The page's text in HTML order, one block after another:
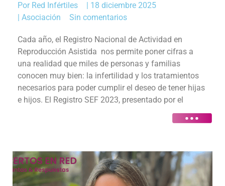
Por Red Infértiles | 18 diciembre 2025
| Asociación Sin comentarios
Cada año, el Registro Nacional de Actividad en
Reproducción Asistida nos permite poner cifras a
una realidad que miles de personas y familias
conocen muy bien: la infertilidad y los tratamientos
necesarios para poder cumplir el deseo de tener hijas
e hijos. El Registro SEF 2023, presentado por el